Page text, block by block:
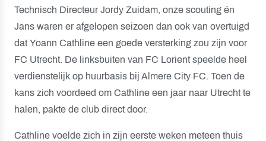
Technisch Directeur Jordy Zuidam, onze scouting én
Jans waren er afgelopen seizoen dan ook van overtuigd
dat Yoann Cathline een goede versterking zou zijn voor
FC Utrecht. De linksbuiten van FC Lorient speelde heel
verdienstelijk op huurbasis bij Almere City FC. Toen de
kans zich voordeed om Cathline een jaar naar Utrecht te
halen, pakte de club direct door.
Cathline voelde zich in zijn eerste weken meteen thuis